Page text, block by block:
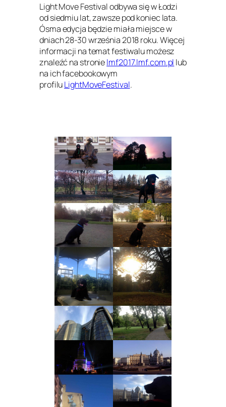
Light Move Festival odbywa się w Łodzi
od siedmiu lat, zawsze pod koniec lata.
Ósma edycja będzie miała miejsce w
dniach 28-30 września 2018 roku. Więcej
informacji na temat festiwalu możesz
znaleźć na stronielmf2017.lmf.com.pl lub
na ich facebookowym
profiluLightMoveFestival.